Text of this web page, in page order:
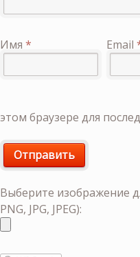
Имя * Email
этом браузере для
Выберите изображение
PNG, JPG, JPEG):